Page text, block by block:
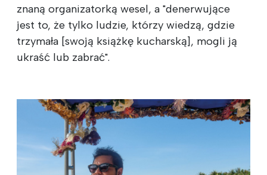
znaną organizatorką wesel, a "denerwujące
jest to, że tylko ludzie, którzy wiedzą, gdzie
trzymała [swoją książkę kucharską], mogli ją
ukraść lub zabrać".